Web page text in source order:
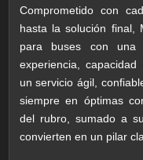
Comprometido con
hasta la solución final,
para buses con una
experiencia,
un servicio ágil,
siempre en óptimas
del rubro, sumado a
convierten en un pilar